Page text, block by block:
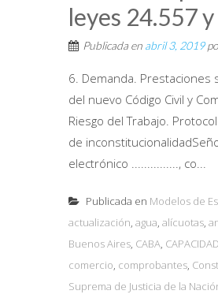
leyes 24.557
Publicada en abril 3, 2019
6. Demanda. Prestaciones
del nuevo Código Civil y
Riesgo del Trabajo.
de
electrónico ..............., co...
Publicada en Modelos de
actualización, agua, alícuotas,
Buenos Aires, CABA, CAPACIDAD
comercio, comprobantes,
Suprema de Justicia de la